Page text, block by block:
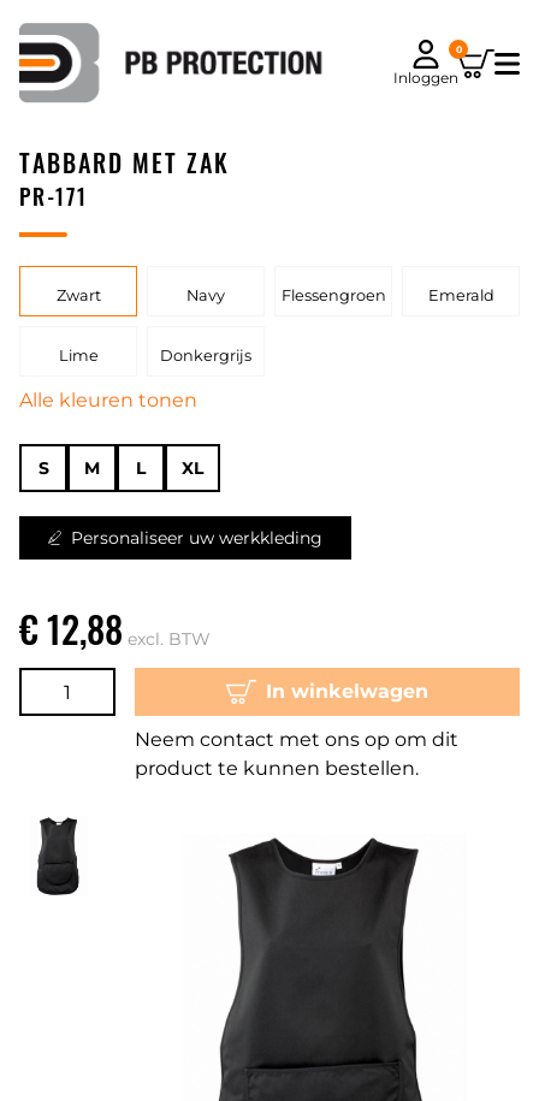
Inloggen
0
TABBARD MET ZAK
PR-171
Zwart Navy Flessengroen Emerald
Lime Donkergrijs
Alle kleuren tonen
S M L XL
Personaliseer uw werkkleding
€ 12,88 excl. BTW
In winkelwagen
Neem contact met ons op om dit
product te kunnen bestellen.